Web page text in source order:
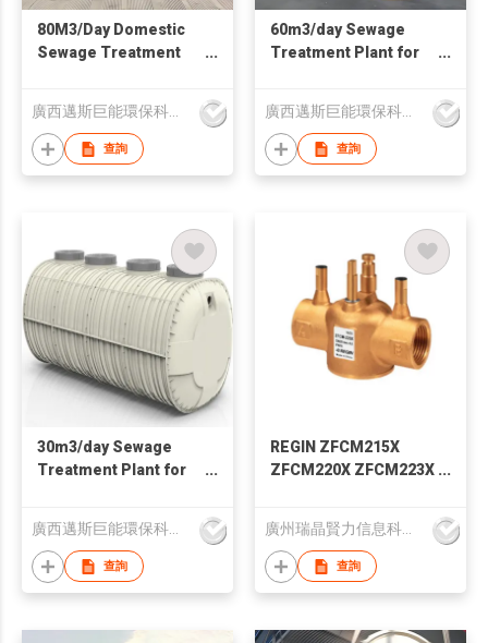
80M3/Day Domestic
Sewage Treatment
廣西邁斯巨能環保科技有限公司
查詢
60m3/day Sewage
Treatment Plant for
廣西邁斯巨能環保科技有限公司
查詢
30m3/day Sewage
Treatment Plant for
廣西邁斯巨能環保科技有限公司
查詢
REGIN ZFCM215X
ZFCM220X ZFCM223X
DN15-32, kvs 3.2-10
廣州瑞晶賢力信息科技有限公司
查詢